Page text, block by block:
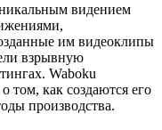
видением
им видеоклипы
взрывную
Waboku
том, как создаются его
производства.